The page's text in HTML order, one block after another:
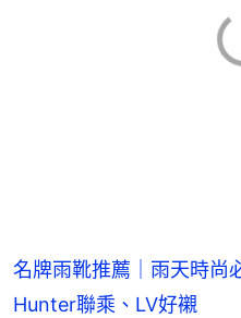
名牌雨靴推薦｜雨天時尚
Hunter聯乘、LV好襯